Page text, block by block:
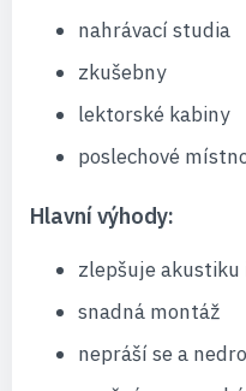
nahrávací studia
zkušebny
lektorské kabiny
poslechové
Hlavní výhody:
zlepšuje
snadná montáž
nepráší se a